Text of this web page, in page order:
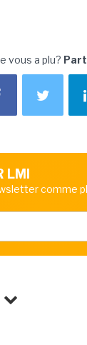
vous a plu?
LMI
comme